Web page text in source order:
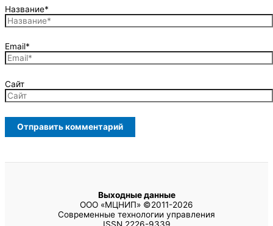
Название*
Email*
Сайт
Выходные данные
ООО «МЦНИП» ©2011-2026
Современные технологии управления
ISSN 2226-9339